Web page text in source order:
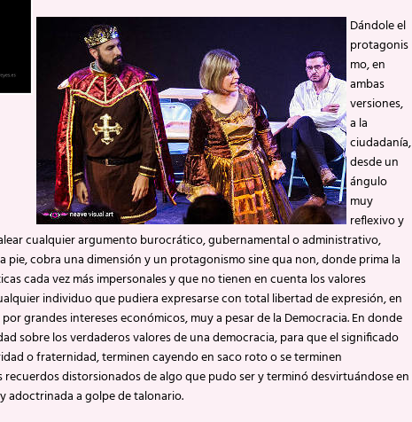
Dándole el
protagonis
mo, en
ambas
versiones,
a la
ciudadanía,
desde un
ángulo
muy
reflexivo y
cualquier argumento burocrático, gubernamental o administrativo,
pie, cobra una dimensión y un protagonismo sine qua non, donde prima la
cada vez más impersonales y que no tienen en cuenta los valores
individuo que pudiera expresarse con total libertad de expresión, en
grandes intereses económicos, muy a pesar de la Democracia. En donde
sobre los verdaderos valores de una democracia, para que el significado
o fraternidad, terminen cayendo en saco roto o se terminen
distorsionados de algo que pudo ser y terminó desvirtuándose en
adoctrinada a golpe de talonario.